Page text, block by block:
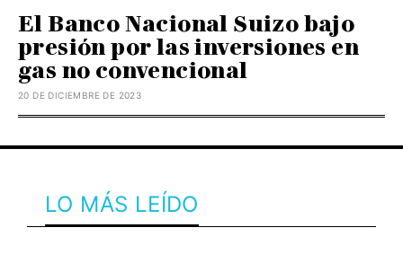
El Banco Nacional Suizo bajo
presión por las inversiones en
gas no convencional
20 DE DICIEMBRE DE 2023
LO MÁS LEÍDO